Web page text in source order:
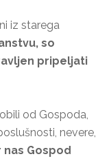
iz starega
so
pripeljati
od Gospoda,
nevere,
Gospod